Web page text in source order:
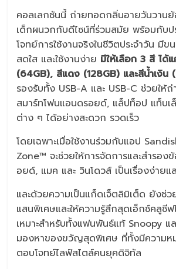
คอลเลกชันนี้ ถ่ายทอดกลิ่นอายวันวานย้
เด็กผนวกกับดีไซน์ที่ร่วมสมัย พร้อมกับ
โจทย์การใช้งานจริงในชีวิตประจำวัน มี
สดใส และใช้งานง่าย มีให้เลือก 3 สี ได้
(64GB), สีแดง (128GB) และสีน้ำเงิน
รองรับทั้ง USB-A และ USB-C ช่วยให้ถ่
สมาร์ทโฟนแอนดรอยด์, แล็ปท็อป แท็บ
ต่าง ๆ ได้อย่างสะดวก รวดเร็ว
โดยเฉพาะเมื่อใช้งานร่วมกับแอป
Zone™ จะช่วยให้การจัดการและสำรอง
อยด์, แมค และ วินโดวส์ เป็นเรื่องง่ายแ
และด้วยความเป็นแก็ดเจ็ตลิมิเต็ด ยังช่
แสนพิเศษและให้ความรู้สึกสุดเอ็กซ์คลูซี
เหมาะสำหรับทั้งแฟนพันธ์แท้ Snoopy แ
มองหาของขวัญสุดพิเศษ ที่ทั้งมีความห
ตอบโจทย์ไลฟ์สไตล์คนยุคดิจิทัล